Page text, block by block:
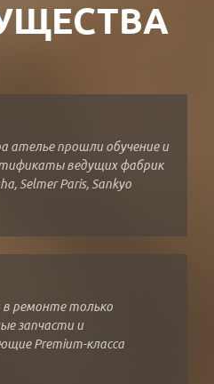
ателье прошли обучение и
ведущих фабрик
Selmer Paris, Sankyo
в ремонте только
запчасти и
Premium-класса